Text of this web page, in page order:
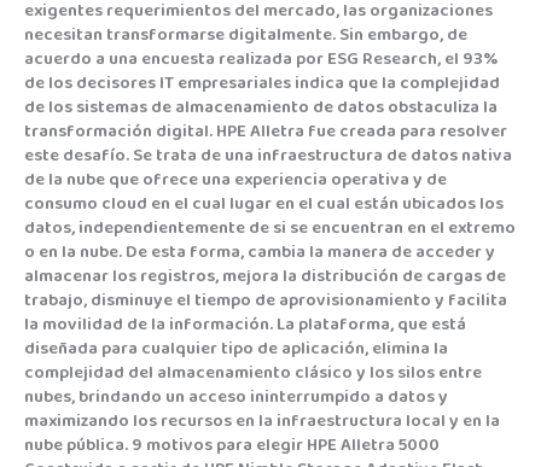
exigentes requerimientos del mercado, las organizaciones
necesitan transformarse digitalmente. Sin embargo, de
acuerdo a una encuesta realizada por ESG Research, el 93%
de los decisores IT empresariales indica que la complejidad
de los sistemas de almacenamiento de datos obstaculiza la
transformación digital. HPE Alletra fue creada para resolver
este desafío. Se trata de una infraestructura de datos nativa
de la nube que ofrece una experiencia operativa y de
consumo cloud en el cual lugar en el cual están ubicados los
datos, independientemente de si se encuentran en el extremo
o en la nube. De esta forma, cambia la manera de acceder y
almacenar los registros, mejora la distribución de cargas de
trabajo, disminuye el tiempo de aprovisionamiento y facilita
la movilidad de la información. La plataforma, que está
diseñada para cualquier tipo de aplicación, elimina la
complejidad del almacenamiento clásico y los silos entre
nubes, brindando un acceso ininterrumpido a datos y
maximizando los recursos en la infraestructura local y en la
nube pública. 9 motivos para elegir HPE Alletra 5000